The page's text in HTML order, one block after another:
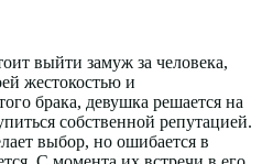
выйти замуж за человека,
жестокостью и
брака, девушка решается на
собственной репутацией.
выбор, но ошибается в